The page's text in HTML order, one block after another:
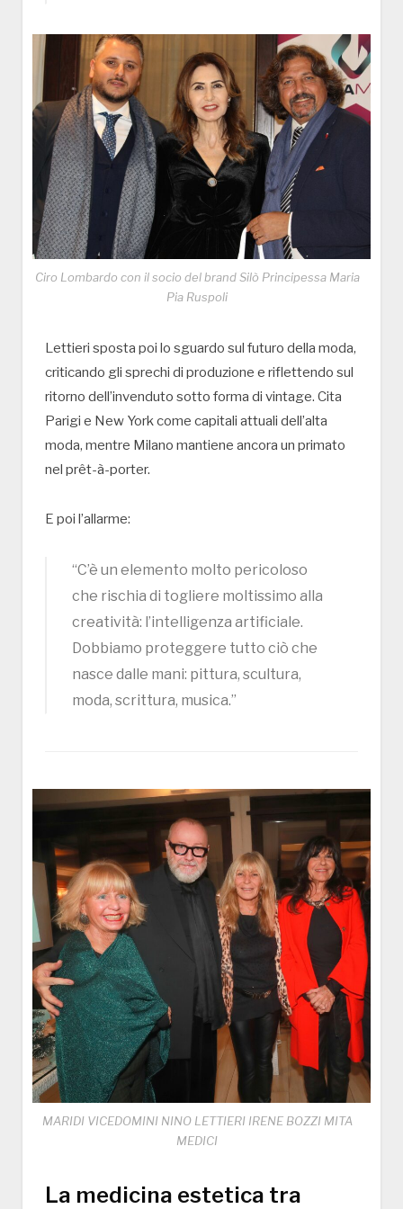
Ciro Lombardo con il socio del brand Silò Principessa Maria
Pia Ruspoli
Lettieri sposta poi lo sguardo sul futuro della moda,
criticando gli sprechi di produzione e riflettendo sul
ritorno dell’invenduto sotto forma di vintage. Cita
Parigi e New York come capitali attuali dell’alta
moda, mentre Milano mantiene ancora un primato
nel prêt-à-porter.
E poi l’allarme:
“C’è un elemento molto pericoloso
che rischia di togliere moltissimo alla
creatività: l’intelligenza artificiale.
Dobbiamo proteggere tutto ciò che
nasce dalle mani: pittura, scultura,
moda, scrittura, musica.”
MARIDI VICEDOMINI NINO LETTIERI IRENE BOZZI MITA
MEDICI
La medicina estetica tra